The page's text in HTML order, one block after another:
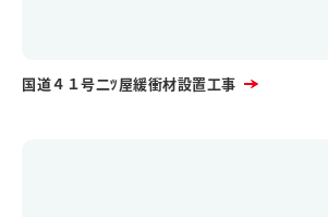
国道４１号二ﾂ屋緩衝材設置工事